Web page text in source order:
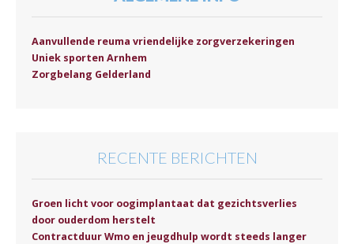
Aanvullende reuma vriendelijke zorgverzekeringen
Uniek sporten Arnhem
Zorgbelang Gelderland
RECENTE BERICHTEN
Groen licht voor oogimplantaat dat gezichtsverlies
door ouderdom herstelt
Contractduur Wmo en jeugdhulp wordt steeds langer